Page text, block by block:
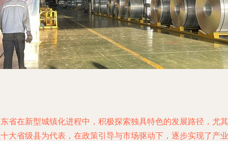
省在新型城镇化进程中，积极探索独具特色的发展路径，尤其
大省级县为代表，在政策引导与市场驱动下，逐步实现了产业